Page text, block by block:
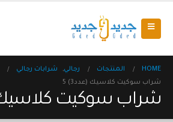
HOME المنتجات رجالي,
شرابات رجالي
شراب سوكيت كلاسيك (عدد3) 5
شراب سوكيت كلاسيك